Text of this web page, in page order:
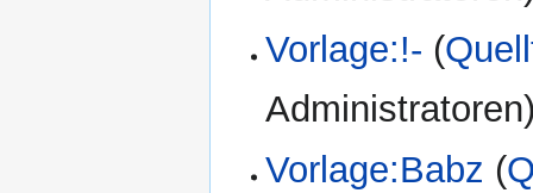
Vorlage:!- (
Vorlage:Babz (